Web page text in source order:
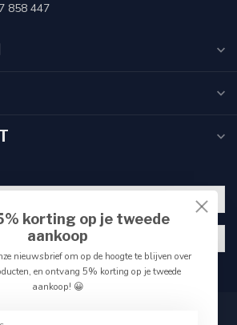
858 447
korting op je tweede
aankoop
nieuwsbrief om op de hoogte te blijven over
en ontvang 5% korting op je tweede
aankoop! 😀